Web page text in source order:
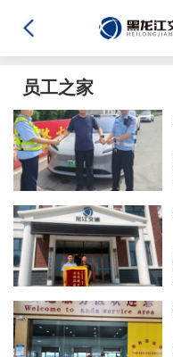
员工之家